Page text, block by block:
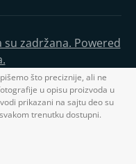
su zadržana. Powered
što preciznije, ali ne
u opisu proizvoda u
prikazani na sajtu deo su
trenutku dostupni.